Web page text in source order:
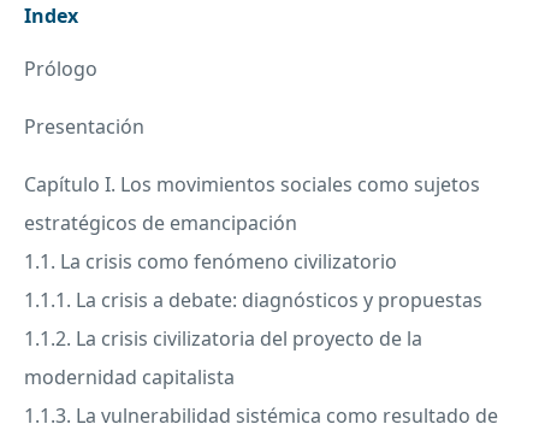
Index
Prólogo
Presentación
Capítulo I. Los movimientos sociales como sujetos
estratégicos de emancipación
1.1. La crisis como fenómeno civilizatorio
1.1.1. La crisis a debate: diagnósticos y propuestas
1.1.2. La crisis civilizatoria del proyecto de la
modernidad capitalista
1.1.3. La vulnerabilidad sistémica como resultado de